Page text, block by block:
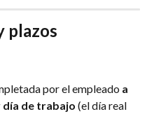
plazos
por el empleado a
día de trabajo (el día real